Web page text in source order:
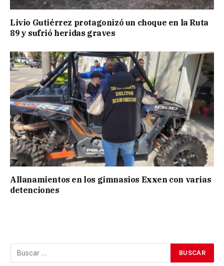
Livio Gutiérrez protagonizó un choque en la Ruta
89 y sufrió heridas graves
Allanamientos en los gimnasios Exxen con varias
detenciones